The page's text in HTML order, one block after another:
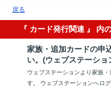
戻る
『 カード発行関連 』 内
家族・追加カードの申
い。(ウェブステーショ
ウェブステーションより家族
す。 ウェブステーションへロ